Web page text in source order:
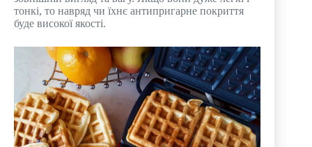
тонкі, то навряд чи їхнє антипригарне покриття
буде високої якості.